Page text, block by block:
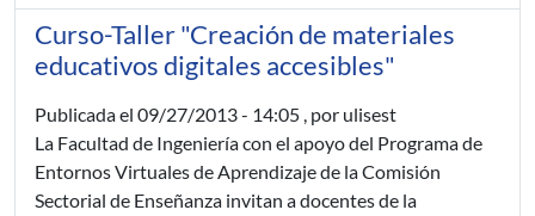
Curso-Taller "Creación de materiales
educativos digitales accesibles"
Publicada el 09/27/2013 - 14:05 , por ulisest
La Facultad de Ingeniería con el apoyo del Programa de
Entornos Virtuales de Aprendizaje de la Comisión
Sectorial de Enseñanza invitan a docentes de la